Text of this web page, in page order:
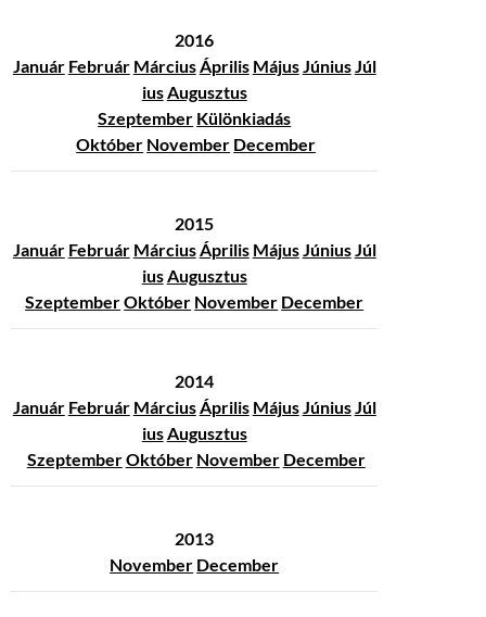
2016
Január Február MárciusÁprilis MájusJúniusJúl
iusAugusztus
Szeptember Különkiadás
Október November December
2015
Január Február MárciusÁprilis MájusJúniusJúl
iusAugusztus
SzeptemberOktóber November December
2014
Január Február MárciusÁprilis MájusJúniusJúl
iusAugusztus
SzeptemberOktóber November December
2013
November December